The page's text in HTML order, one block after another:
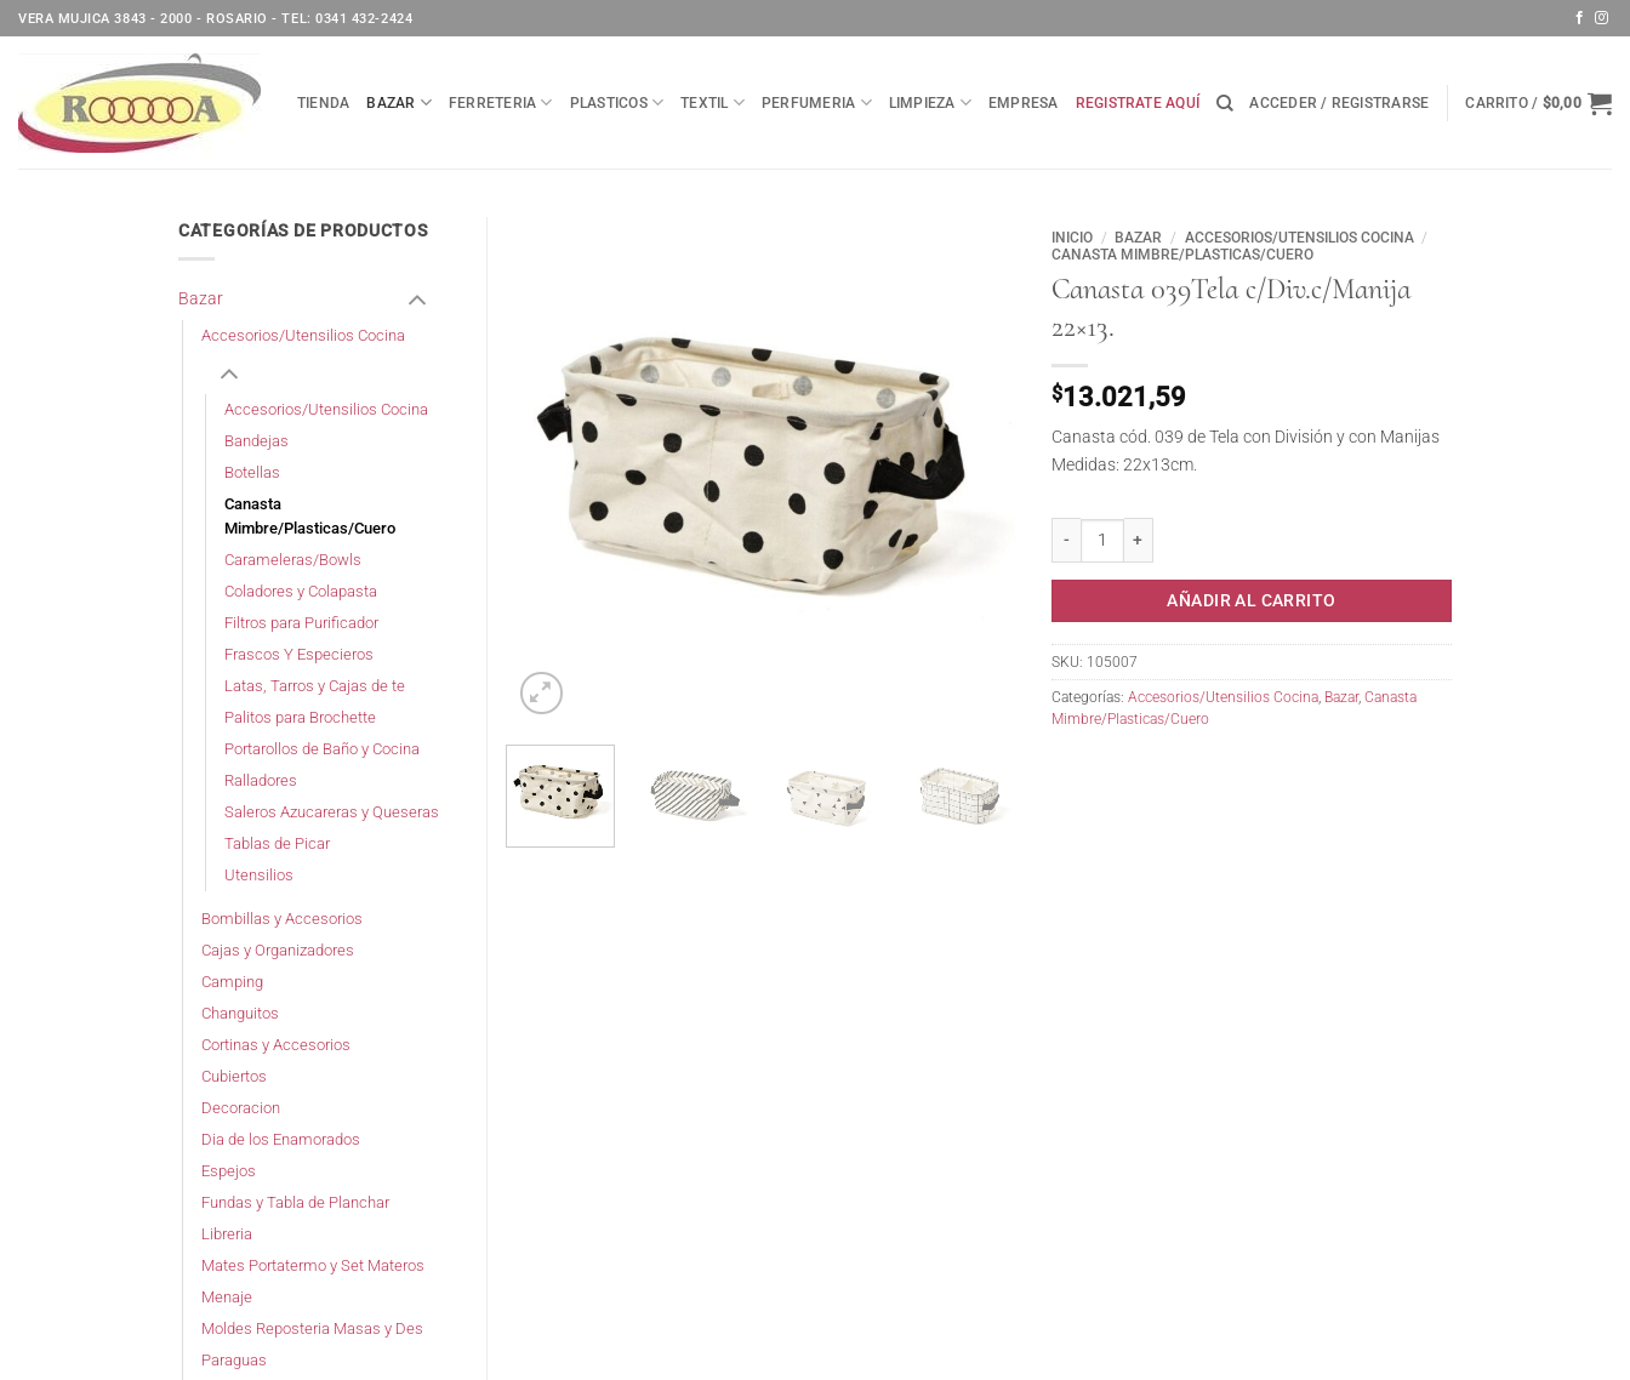
Saltar
al
VERA MUJICA 3843 - 2000 - ROSARIO - TEL: 0341 432-2424
TIENDA BAZAR FERRETERIA PLASTICOS TEXTIL PERFUMERIA LIMPIEZA EMPRESA REGISTRATE AQUÍ ACCEDER / REGISTRARSE CARRITO / $0,00
INICIO / BAZAR / ACCESORIOS/UTENSILIOS COCINA /
CANASTA MIMBRE/PLASTICAS/CUERO
Canasta 039Tela c/Div.c/Manija
22×13.
$13.021,59
Canasta cód. 039 de Tela con División y con Manijas
Medidas: 22x13cm.
AÑADIR AL CARRITO
SKU: 105007
Categorías: Accesorios/Utensilios Cocina, Bazar, Canasta
Mimbre/Plasticas/Cuero
CATEGORÍAS DE PRODUCTOS
Bazar
Accesorios/Utensilios Cocina
Accesorios/Utensilios Cocina
Bandejas
Botellas
Canasta
Mimbre/Plasticas/Cuero
Carameleras/Bowls
Coladores y Colapasta
Filtros para Purificador
Frascos Y Especieros
Latas, Tarros y Cajas de te
Palitos para Brochette
Portarollos de Baño y Cocina
Ralladores
Saleros Azucareras y Queseras
Tablas de Picar
Utensilios
Bombillas y Accesorios
Cajas y Organizadores
Camping
Changuitos
Cortinas y Accesorios
Cubiertos
Decoracion
Dia de los Enamorados
Espejos
Fundas y Tabla de Planchar
Libreria
Mates Portatermo y Set Materos
Menaje
Moldes Reposteria Masas y Des
Paraguas